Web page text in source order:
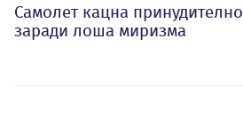
Самолет кацна принудително
заради лоша миризма